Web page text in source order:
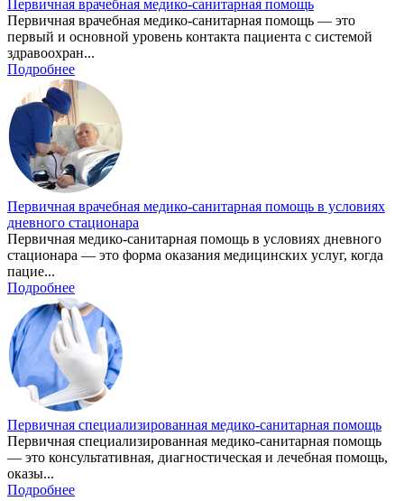
Первичная врачебная медико-санитарная помощь
Первичная врачебная медико-санитарная помощь — это
первый и основной уровень контакта пациента с системой
здравоохран...
Подробнее
Первичная врачебная медико-санитарная помощь в условиях
дневного стационара
Первичная медико-санитарная помощь в условиях дневного
стационара — это форма оказания медицинских услуг, когда
пацие...
Подробнее
Первичная специализированная медико-санитарная помощь
Первичная специализированная медико-санитарная помощь
— это консультативная, диагностическая и лечебная помощь,
оказы...
Подробнее